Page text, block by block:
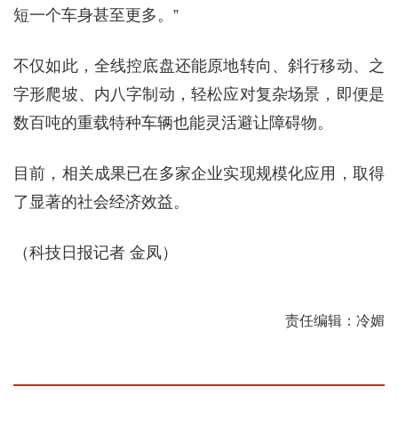
短一个车身甚至更多。”
不仅如此，全线控底盘还能原地转向、斜行移动、之
字形爬坡、内八字制动，轻松应对复杂场景，即便是
数百吨的重载特种车辆也能灵活避让障碍物。
目前，相关成果已在多家企业实现规模化应用，取得
了显著的社会经济效益。
（科技日报记者 金凤）
责任编辑：冷媚